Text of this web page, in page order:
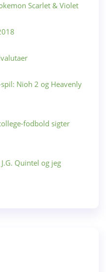
Scarlet & Violet
Nioh 2 og Heavenly
fodbold sigter
Quintel og jeg